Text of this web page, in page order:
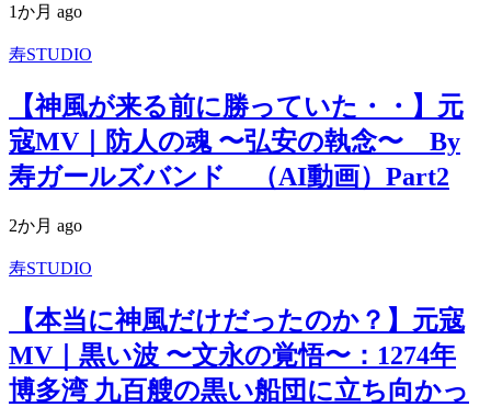
1か月 ago
寿STUDIO
【神風が来る前に勝っていた・・】元
寇MV｜防人の魂 〜弘安の執念〜 By
寿ガールズバンド （AI動画）Part2
2か月 ago
寿STUDIO
【本当に神風だけだったのか？】元寇
MV｜黒い波 〜文永の覚悟〜：1274年
博多湾 九百艘の黒い船団に立ち向かっ